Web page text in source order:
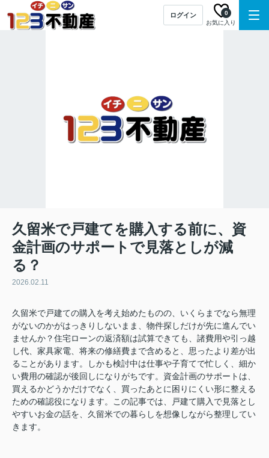
ログイン
お気に入り
0
久留米で戸建てを購入する前に、資
金計画のサポートで見落としが減
る？
2026.02.11
久留米で戸建ての購入を考え始めたものの、いくらまでなら無理
がないのかがはっきりしないまま、物件探しだけが先に進んでい
ませんか？住宅ローンの返済額は試算できても、諸費用や引っ越
し代、家具家電、将来の修繕費まで含めると、思ったより差が出
ることがあります。しかも検討中は仕事や子育てで忙しく、細か
い費用の確認が後回しになりがちです。資金計画のサポートは、
買えるかどうかだけでなく、買ったあとに困りにくい形に整える
ための確認役になります。この記事では、戸建て購入で見落とし
やすいお金の話を、久留米での暮らしを想像しながら整理してい
きます。